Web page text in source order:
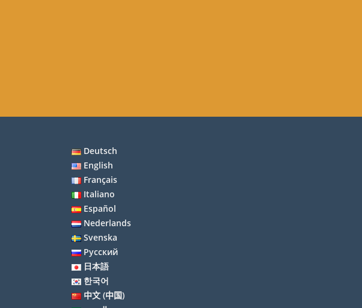
Deutsch
English
Français
Italiano
Español
Nederlands
Svenska
Русский
日本語
한국어
中文 (中国)